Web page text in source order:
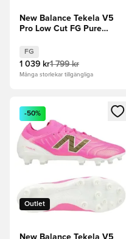
New Balance Tekela V5
Pro Low Cut FG Pure
Heat/Vit/Guld
FG
1 039 kr1 799 kr
Många storlekar tillgängliga
Öppnar en Modal för att
Outlet
-50%
New Balance Tekela V5